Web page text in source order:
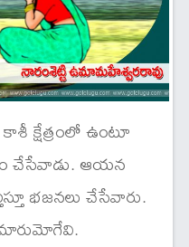
క్షేత్రంలో ఉంటూ
చేసేవాడు. ఆయన
భజనలు చేసేవారు.